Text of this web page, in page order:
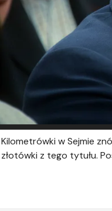
Kilometrówki w Sejmie
złotówki z tego tytułu.